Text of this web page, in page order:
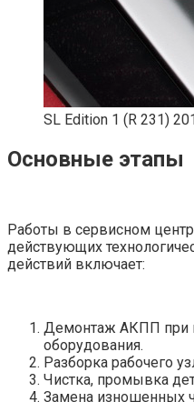
SL Edition 1 (R 231)
Основные этапы
Работы в сервисном
действующих
действий включает:
Демонтаж АКПП при
оборудования.
Разборка рабочего
Чистка, промывка
Замена изношенных